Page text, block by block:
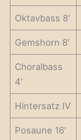
Oktavbass 8′
Gemshorn 8′
Choralbass
4′
Hintersatz IV
Posaune 16′